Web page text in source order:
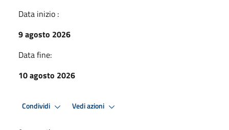
Data inizio :
9 agosto 2026
Data fine:
10 agosto 2026
Condividi Vedi azioni